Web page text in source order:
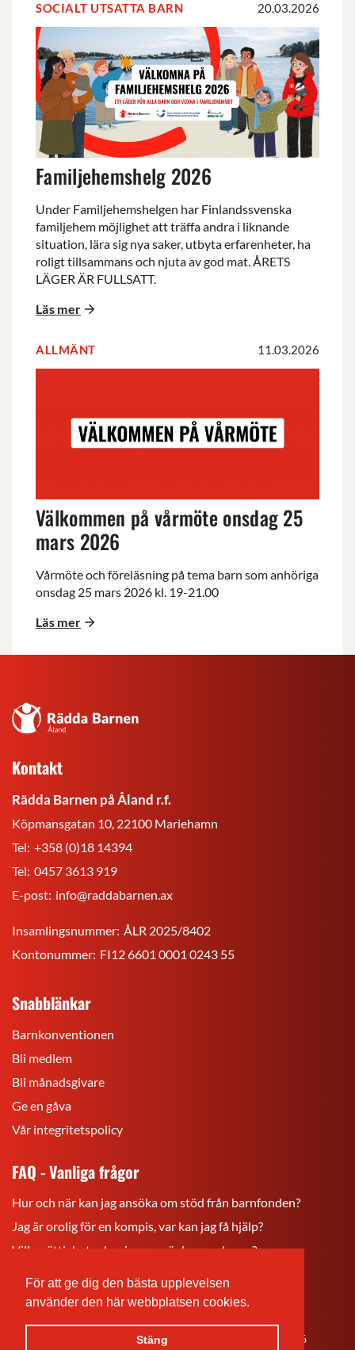
För att ge dig den bästa upplevelsen
använder den här webbplatsen cookies.
Stäng
SOCIALT UTSATTA BARN 20.03.2026
Familjehemshelg
2026
Familjehemshelg 2026
Under Familjehemshelgen har Finlandssvenska
familjehem möjlighet att träffa andra i liknande
situation, lära sig nya saker, utbyta erfarenheter, ha
roligt tillsammans och njuta av god mat. ÅRETS
LÄGER ÄR FULLSATT.
Läs mer
ALLMÄNT 11.03.2026
Välkommen på vårmöte onsdag 25
mars 2026
Vårmöte och föreläsning på tema barn som anhöriga
onsdag 25 mars 2026 kl. 19-21.00
Läs mer
Kontakt
Rädda Barnen på Åland r.f.
Köpmansgatan 10, 22100 Mariehamn
Tel: +358 (0)18 14394
Tel: 0457 3613 919
E-post: info@raddabarnen.ax
Insamlingsnummer: ÅLR 2025/8402
Kontonummer: FI12 6601 0001 0243 55
Snabblänkar
Barnkonventionen
Bli medlem
Bli månadsgivare
Ge en gåva
Vår integritetspolicy
FAQ - Vanliga frågor
Hur och när kan jag ansöka om stöd från barnfonden?
Jag är orolig för en kompis, var kan jag få hjälp?
Vilka rättigheter har jag som är barn och ung?
Rädda
Barnen
Rädda
Barnen
Rädda
Barnen
© Rädda Barnen Åland
24.06.2026& senast uppdaterad 24.06.2026